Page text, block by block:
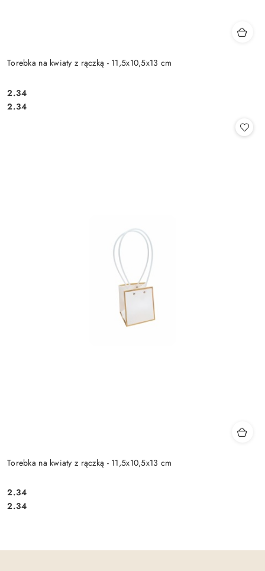
Torebka na kwiaty z rączką - 11,5x10,5x13 cm
Cena:
2.34
Cena:
2.34
Torebka na kwiaty z rączką - 11,5x10,5x13 cm
Cena:
2.34
Cena:
2.34